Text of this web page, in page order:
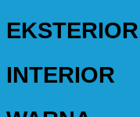
EKSTERIOR
INTERIOR